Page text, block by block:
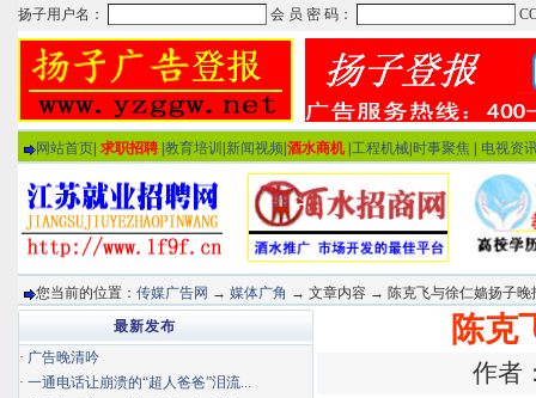
网站首页 求职招聘 教育培训 新闻视频 酒水商机 工程机械 时事聚焦 电视资
您当前的位置： 传媒广告网 → 媒体广角 → 文章内容 → 陈克飞与徐仁嫱扬子晚
陈克
作者
最新发布
· 广告晚清吟
· 一通电话让崩溃的“超人爸爸”泪流...